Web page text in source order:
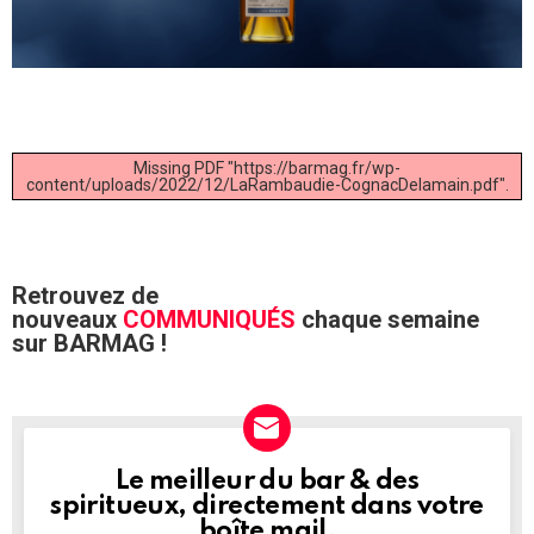
Missing PDF "https://barmag.fr/wp-
content/uploads/2022/12/LaRambaudie-CognacDelamain.pdf".
Retrouvez de
nouveaux COMMUNIQUÉS chaque semaine
sur BARMAG !
NEWSLETTER
Le meilleur du bar & des
spiritueux, directement dans votre